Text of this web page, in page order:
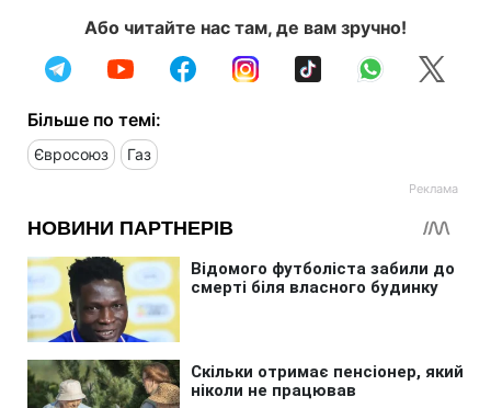
Або читайте нас там, де вам зручно!
Більше по темі:
Євросоюз Газ